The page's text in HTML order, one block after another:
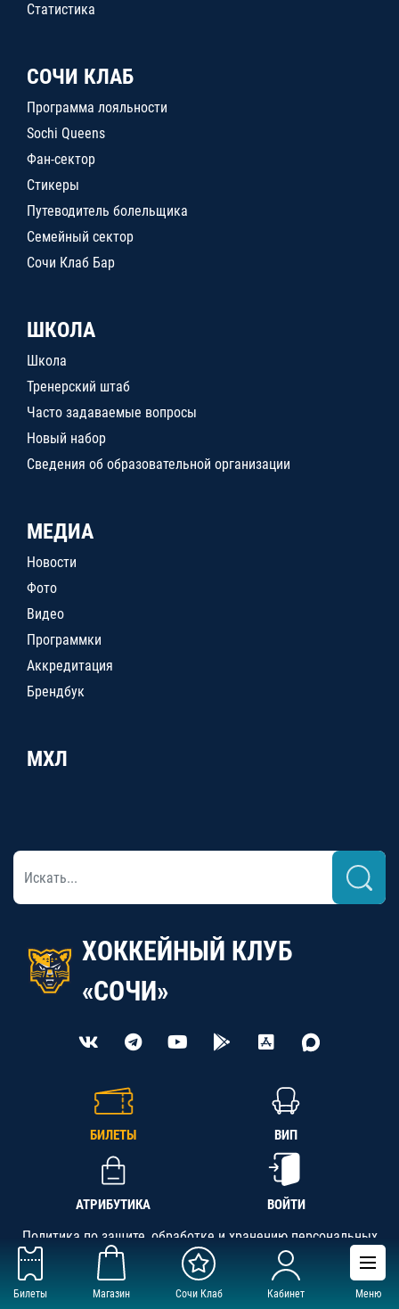
Билеты Магазин Сочи Клаб Кабинет Меню
Статистика
СОЧИ КЛАБ
Программа лояльности
Sochi Queens
Фан-сектор
Стикеры
Путеводитель болельщика
Семейный сектор
Сочи Клаб Бар
ШКОЛА
Школа
Тренерский штаб
Часто задаваемые вопросы
Новый набор
Сведения об образовательной организации
МЕДИА
Новости
Фото
Видео
Программки
Аккредитация
Брендбук
МХЛ
ХОККЕЙНЫЙ КЛУБ
«СОЧИ»
БИЛЕТЫ ВИП
АТРИБУТИКА ВОЙТИ
Политика по защите, обработке и хранению персональных
данных
АНО «СК «Кубань-Регион», ОГРН 1142300002349,